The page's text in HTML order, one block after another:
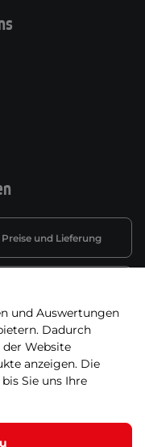
Preise und Lieferung
Batterieentsorgung
Widerruf erklären
und Auswertungen
Dadurch
Website
anzeigen. Die
Sie uns Ihre